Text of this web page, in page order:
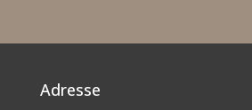
Adresse